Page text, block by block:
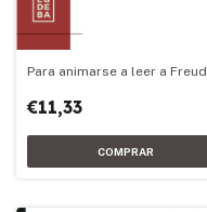
Para animarse a leer a Freud
€11,33